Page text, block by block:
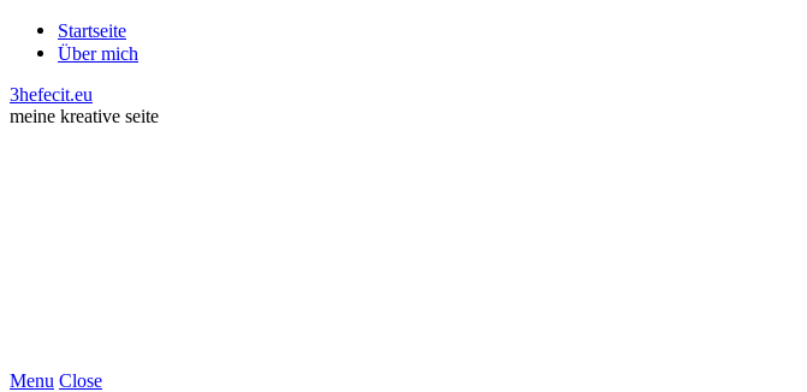
Startseite
Über mich
3hefecit.eu
meine kreative seite
Menu Close